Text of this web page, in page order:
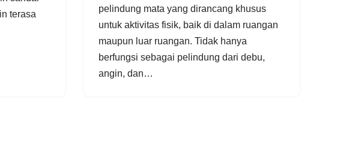
terasa
pelindung mata yang dirancang khusus
untuk aktivitas fisik, baik di dalam ruangan
maupun luar ruangan. Tidak hanya
berfungsi sebagai pelindung dari debu,
angin, dan…